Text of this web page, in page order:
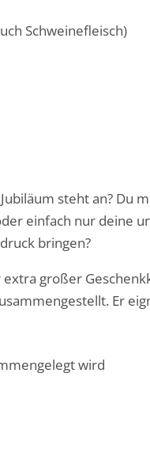
Schweinefleisch)
steht an? Du
einfach nur deine
bringen?
großer
Er
wird